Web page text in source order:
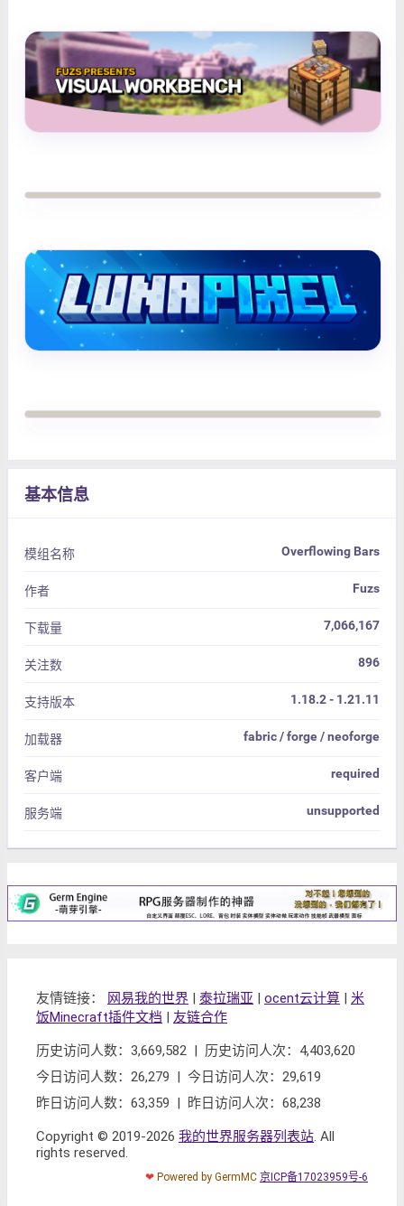
基本信息
模组名称 Overflowing Bars
作者 Fuzs
下载量 7,066,167
关注数 896
支持版本 1.18.2 - 1.21.11
加载器 fabric / forge / neoforge
客户端 required
服务端 unsupported
友情链接： 网易我的世界 | 泰拉瑞亚 | ocent云计算 | 米
饭Minecraft插件文档 | 友链合作
历史访问人数：3,669,582 | 历史访问人次：4,403,620
今日访问人数：26,279 | 今日访问人次：29,619
昨日访问人数：63,359 | 昨日访问人次：68,238
Copyright © 2019-2026 我的世界服务器列表站 . All
rights reserved.
❤ Powered by GermMC 京ICP备17023959号-6